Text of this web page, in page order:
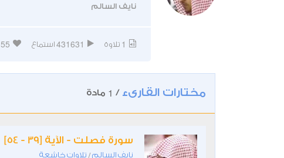
نايف السالم
1 تلاوة 431631 استماع 55
مختارات القارىء /
1 مادة
سورة فصلت - الآية [39 - 54]
نايف السالم/ تلاوات خاشعة